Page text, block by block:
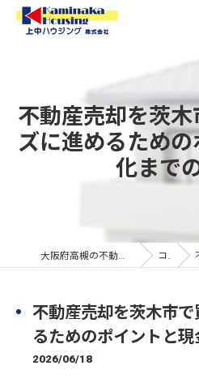
不動産売却を茨
ズに進めるため
化まで
大阪府高槻の不動産なら上中ハウジング株式会社 コラム
不動産売却を茨木市
るためのポイントと
2026/06/18